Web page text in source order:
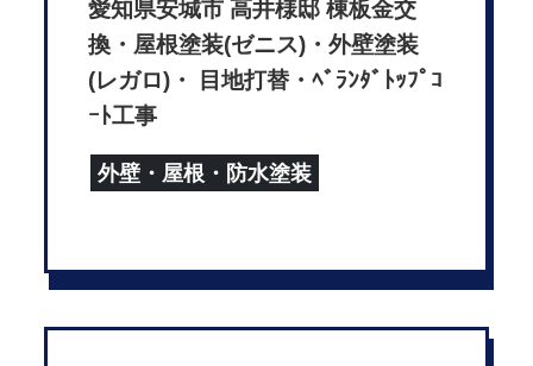
愛知県安城市 高井様邸 棟板金交
換・屋根塗装(ゼニス)・外壁塗装
(レガロ)・ 目地打替・ﾍﾞﾗﾝﾀﾞﾄｯﾌﾟｺ
ｰﾄ工事
外壁・屋根・防水塗装